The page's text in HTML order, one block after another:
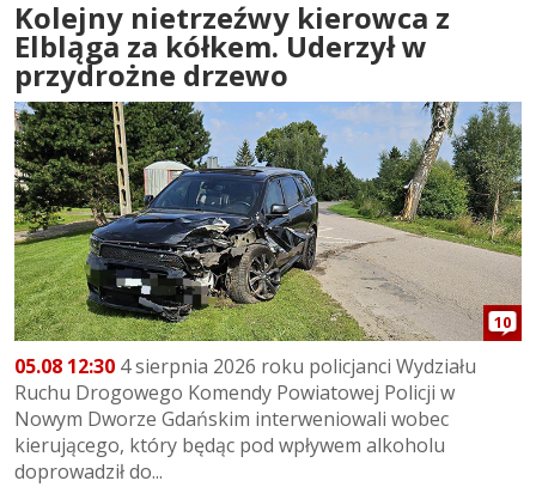
Kolejny nietrzeźwy kierowca z
Elbląga za kółkem. Uderzył w
przydrożne drzewo
10
05.08 12:30 4 sierpnia 2026 roku policjanci Wydziału
Ruchu Drogowego Komendy Powiatowej Policji w
Nowym Dworze Gdańskim interweniowali wobec
kierującego, który będąc pod wpływem alkoholu
doprowadził do...